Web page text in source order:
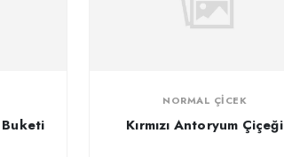
NORMAL ÇICEK
Kırmızı Antoryum Çiçeği